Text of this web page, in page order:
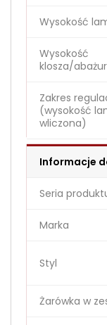
Wysokość
Wysokość
klosza/
Zakres
(wysokość
wliczona)
Informacje
Seria
Marka
Styl
Żarówka w